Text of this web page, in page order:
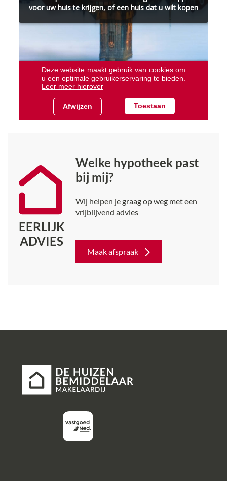
EERLIJK
ADVIES
Welke hypotheek past
bij mij?
Wij helpen je graag op weg met een
vrijblijvend advies
Maak afspraak